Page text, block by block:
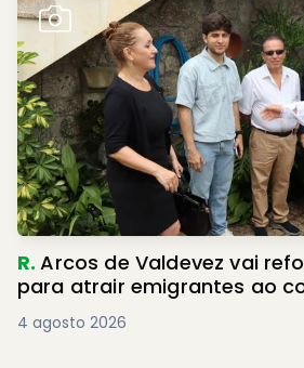
R.Arcos de Valdevez vai
para atrair emigrantes ao
4 agosto 2026